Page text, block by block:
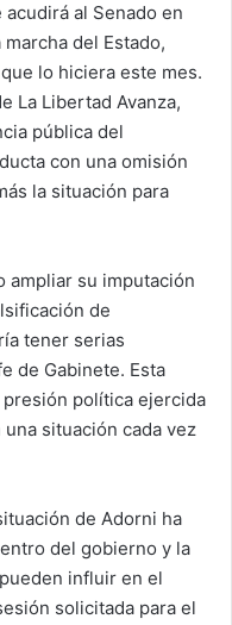
al Senado en
del Estado,
lo hiciera este mes.
La Libertad Avanza,
pública del
con una omisión
la situación para
ampliar su imputación
de
tener serias
de Gabinete. Esta
política ejercida
situación cada vez
de Adorni ha
del gobierno y la
influir en el
solicitada para el